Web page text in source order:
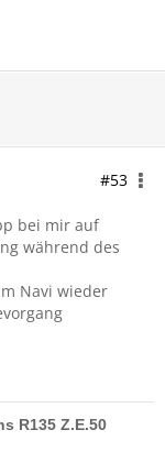
#53
bei mir auf
während des
Navi wieder
R135 Z.E.50